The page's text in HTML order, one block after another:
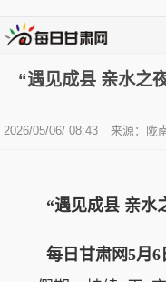
“遇见成县 亲水之
2026/05/06/ 08:43 来源：陇
“遇见成县 亲水
每日甘肃网5月6